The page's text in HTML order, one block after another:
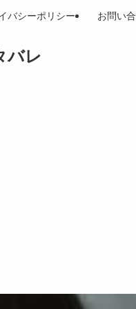
バレ
バシーポリシー お問い